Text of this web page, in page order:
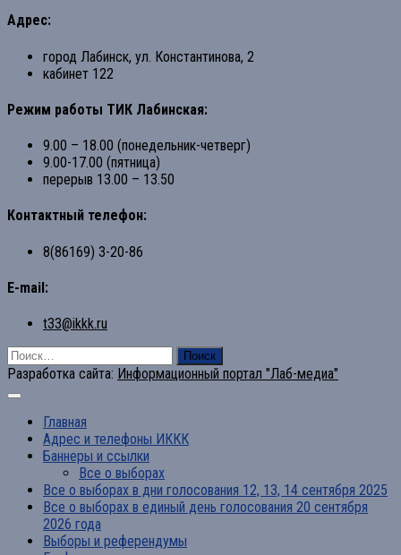
Адрес:
город Лабинск, ул. Константинова, 2
кабинет 122
Режим работы ТИК Лабинская:
9.00 – 18.00 (понедельник-четверг)
9.00-17.00 (пятница)
перерыв 13.00 – 13.50
Контактный телефон:
8(86169) 3-20-86
E-mail:
t33@ikkk.ru
Найти:
Разработка сайта: Информационный портал "Лаб-медиа"
Главная
Адрес и телефоны ИККК
Баннеры и ссылки
Все о выборах
Все о выборах в дни голосования 12, 13, 14 сентября 2025
Все о выборах в единый день голосования 20 сентября
2026 года
Выборы и референдумы